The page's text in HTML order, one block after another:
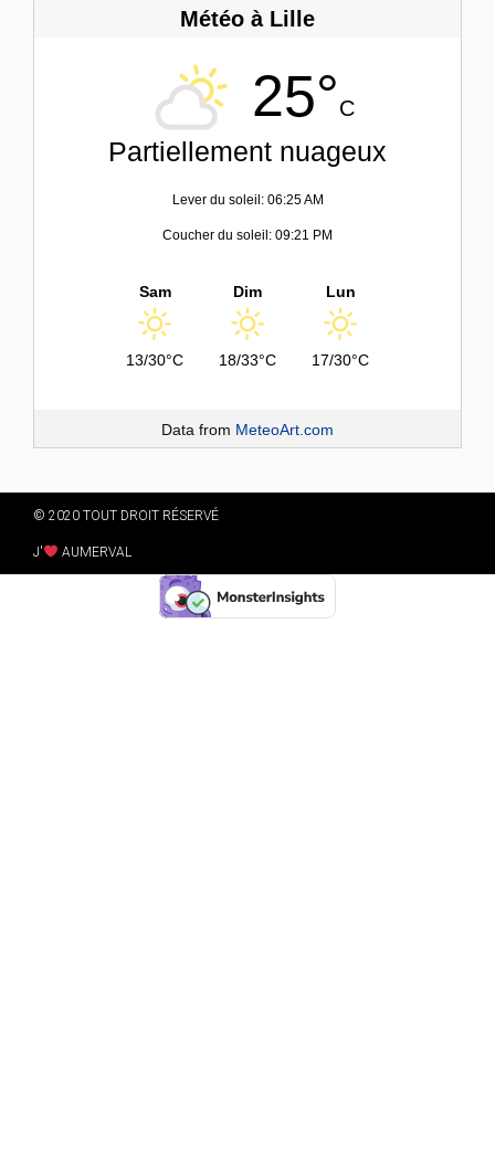
Météo à Lille
25°C
Partiellement nuageux
Lever du soleil: 06:25 AM
Coucher du soleil: 09:21 PM
Sam
13/30°C
Dim
18/33°C
Lun
17/30°C
Data from MeteoArt.com
© 2020 TOUT DROIT RÉSERVÉ
J' AUMERVAL